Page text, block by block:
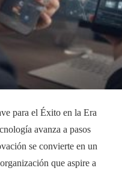
para el Éxito en la Era
avanza a pasos
se convierte en un
que aspire a